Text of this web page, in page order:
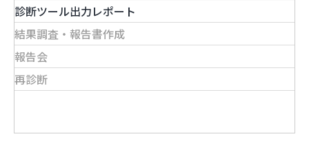
診断ツール出力レポート
結果調査・報告書作成
報告会
再診断